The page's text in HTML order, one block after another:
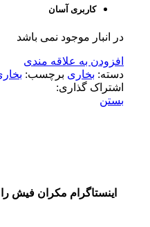
کاربری آسان
در انبار موجود نمی باشد
افزودن به علاقه مندی
دسته: بخاری برچسب:
اشتراک گذاری:
بستن
اینستاگرام مکران فیش را